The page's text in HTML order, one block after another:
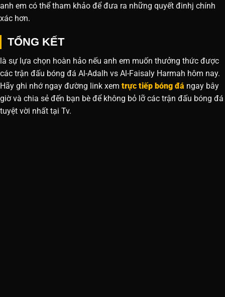
anh em có thể tham khảo để đưa ra những quyết đinhj chính
xác hơn.
TỔNG KẾT
là sự lựa chọn hoàn hảo nếu anh em muốn thưởng thức được
các trận đấu bóng đá Al-Adalh vs Al-Faisaly Harmah hôm nay.
Hãy ghi nhớ ngay đường link xem trực tiếp bóng đá ngay bây
giờ và chia sẻ đến bạn bè để không bỏ lỡ các trận đấu bóng đá
tuyệt vời nhất tại Tv.